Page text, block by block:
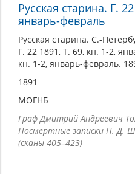
Русская старина. Г.
январь-февраль
Русская старина. С.-
Г. 22 1891, Т. 69, кн. 1-2,
кн. 1-2, январь-февраль.
1891
МОГНБ
Граф Дмитрий Андреевич
Посмертные записки П. Д.
(сканы 405–423)